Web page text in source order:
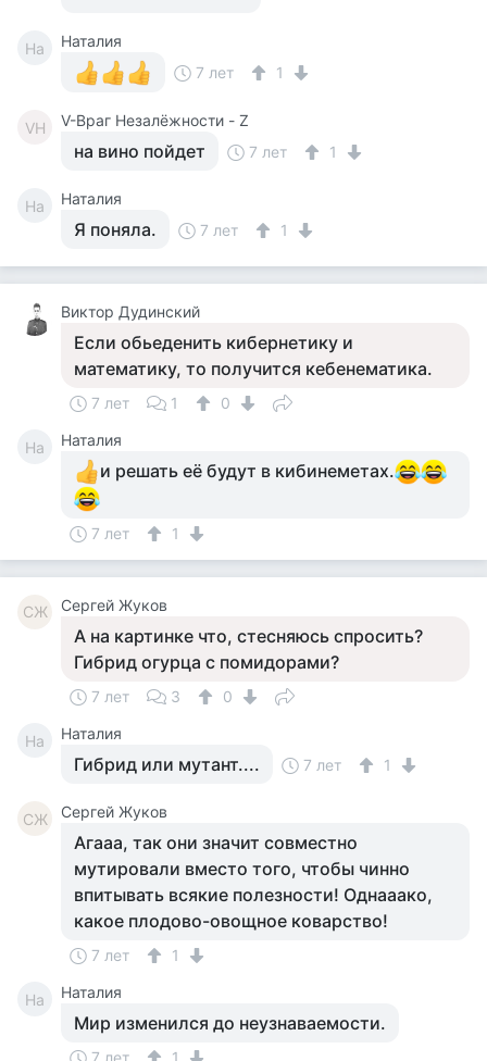
На
Наталия
7 лет
1
VН V-Враг Незалёжности - Z
на вино пойдет 7 лет 1
На Наталия
Я поняла. 7 лет 1
Виктор Дудинский
Если обьеденить кибернетику и
математику, то получится кебенематика.
7 лет 1 0
На Наталия
и решать её будут в кибинеметах.
7 лет 1
СЖ Сергей Жуков
А на картинке что, стесняюсь спросить?
Гибрид огурца с помидорами?
7 лет 3 0
На Наталия
Гибрид или мутант.... 7 лет 1
СЖ Сергей Жуков
Агааа, так они значит совместно
мутировали вместо того, чтобы чинно
впитывать всякие полезности! Однааако,
какое плодово-овощное коварство!
7 лет 1
На Наталия
Мир изменился до неузнаваемости.
7 лет 1